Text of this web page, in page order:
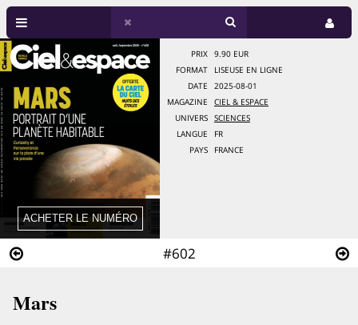
#602
PRIX
9.90 EUR
FORMAT
LISEUSE EN LIGNE
DATE
2025-08-01
MAGAZINE
CIEL & ESPACE
UNIVERS
SCIENCES
LANGUE
FR
PAYS
FRANCE
Mars